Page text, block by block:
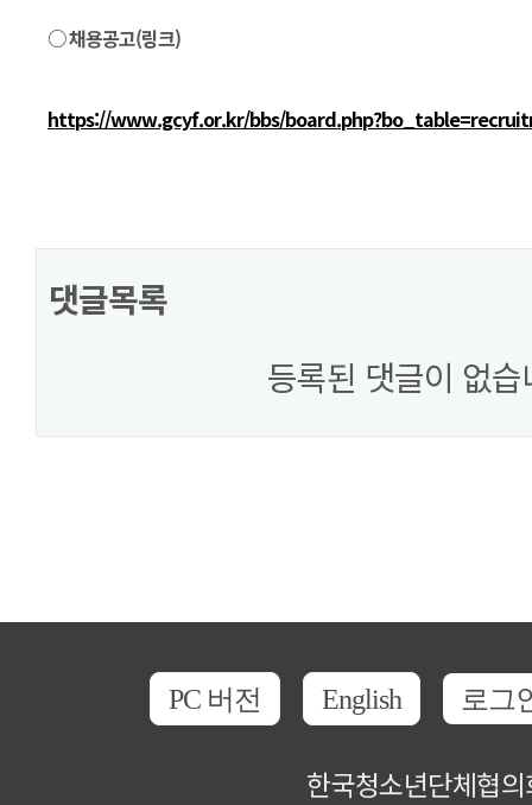
○ 채용공고(링크)
https://www.gcyf.or.kr/bbs/
댓글목록
등록된 댓글이 없습
PC 버전 English 로그
한국청소년단체협